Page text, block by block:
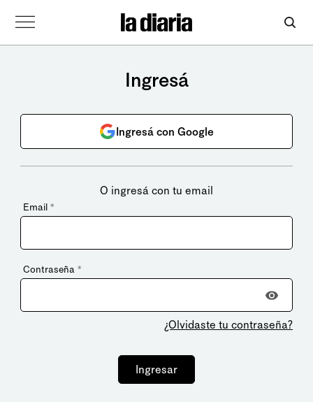
Ingresá
Ingresá con Google
O ingresá con tu email
Email *
Contraseña *
¿Olvidaste tu contraseña?
Ingresar